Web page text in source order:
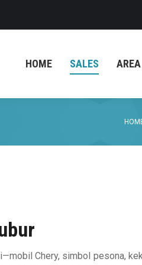
HOME SALES AREA
Chery, simbol pesona,